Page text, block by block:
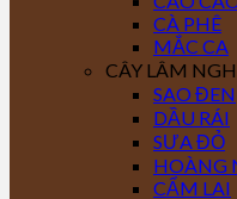
CÀ PHÊ
MẮC CA
CÂY LÂM
SAO ĐEN
DẦU RÁI
SƯA ĐỎ
HOÀNG
CẨM LAI